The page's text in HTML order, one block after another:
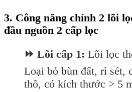
3. Công năng chính 2 lõi
đầu nguồn 2 cấp lọc
⏩ Lõi cấp 1: Lõi lọc
Loại bỏ bùn đất, rỉ sét,
thô, có kích thước > 5